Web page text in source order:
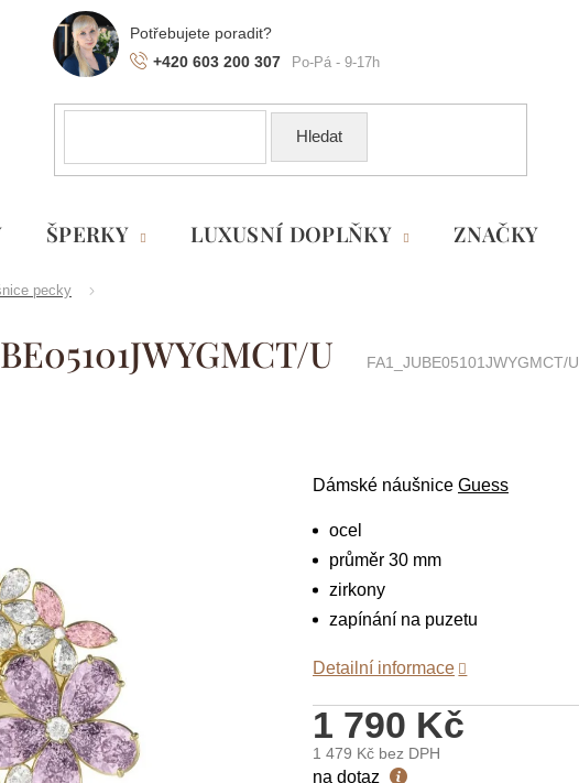
+420 603 200 307
Hledat
ŠPERKY LUXUSNÍ DOPLŇKY ZNAČKY
pecky
U FA1_JUBE05101JWYGMCT/U
1 790 Kč
1 479 Kč bez DPH
Měrná
na dotaz
Dámské náušnice Guess
ocel
průměr 30 mm
zirkony
zapínání na puzetu
Detailní informace